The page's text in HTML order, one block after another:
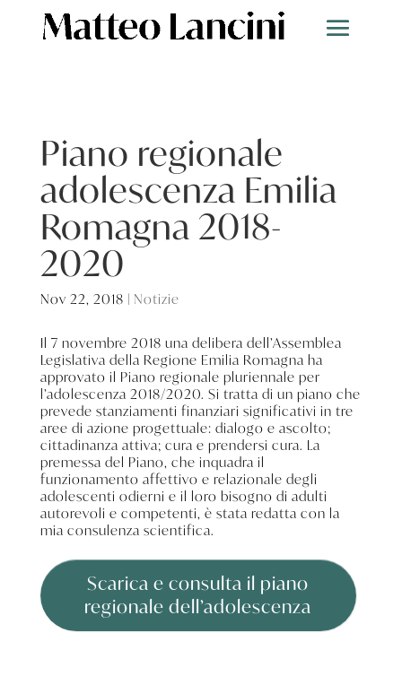
Piano regionale
adolescenza Emilia
Romagna 2018-
2020
Nov 22, 2018 | Notizie
Il 7 novembre 2018 una delibera dell’Assemblea
Legislativa della Regione Emilia Romagna ha
approvato il Piano regionale pluriennale per
l’adolescenza 2018/2020. Si tratta di un piano che
prevede stanziamenti finanziari significativi in tre
aree di azione progettuale: dialogo e ascolto;
cittadinanza attiva; cura e prendersi cura. La
premessa del Piano, che inquadra il
funzionamento affettivo e relazionale degli
adolescenti odierni e il loro bisogno di adulti
autorevoli e competenti, è stata redatta con la
mia consulenza scientifica.
Scarica e consulta il piano
regionale dell’adolescenza